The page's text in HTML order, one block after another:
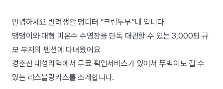
안녕하세요 반려생활 댕디터 “크림두부”네 입니다
댕댕이와 대형 미온수 수영장을 단독 대관할 수 있는 3,000평 규
모 부지의 펜션에 다녀왔어요
경춘선 대성리역에서 무료 픽업서비스가 있어서 뚜벅이도 갈 수
있는 라스블랑카스를 소개합니다.